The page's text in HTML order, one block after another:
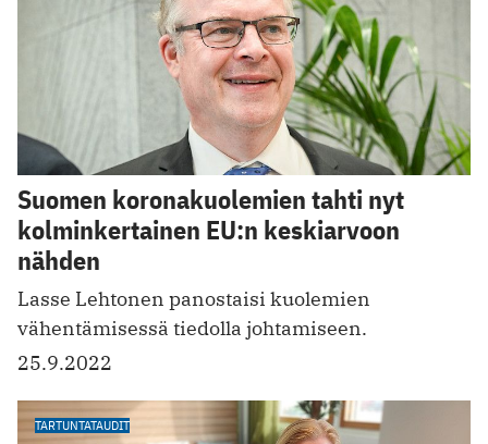
Suomen koronakuolemien tahti nyt
kolminkertainen EU:n keskiarvoon
nähden
Lasse Lehtonen panostaisi kuolemien
vähentämisessä tiedolla johtamiseen.
25.9.2022
TARTUNTATAUDIT